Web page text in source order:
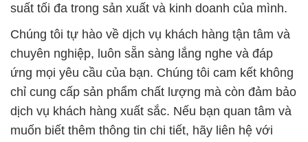
suất tối đa trong sản xuất và kinh doanh của mình.
Chúng tôi tự hào về dịch vụ khách hàng tận tâm và
chuyên nghiệp, luôn sẵn sàng lắng nghe và đáp
ứng mọi yêu cầu của bạn. Chúng tôi cam kết không
chỉ cung cấp sản phẩm chất lượng mà còn đảm bảo
dịch vụ khách hàng xuất sắc. Nếu bạn quan tâm và
muốn biết thêm thông tin chi tiết, hãy liên hệ với